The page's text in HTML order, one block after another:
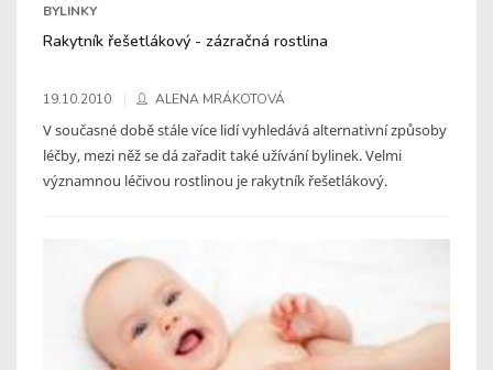
BYLINKY
Rakytník řešetlákový - zázračná rostlina
19.10.2010 ALENA MRÁKOTOVÁ
V současné době stále více lidí vyhledává alternativní způsoby
léčby, mezi něž se dá zařadit také užívání bylinek. Velmi
významnou léčivou rostlinou je rakytník řešetlákový.